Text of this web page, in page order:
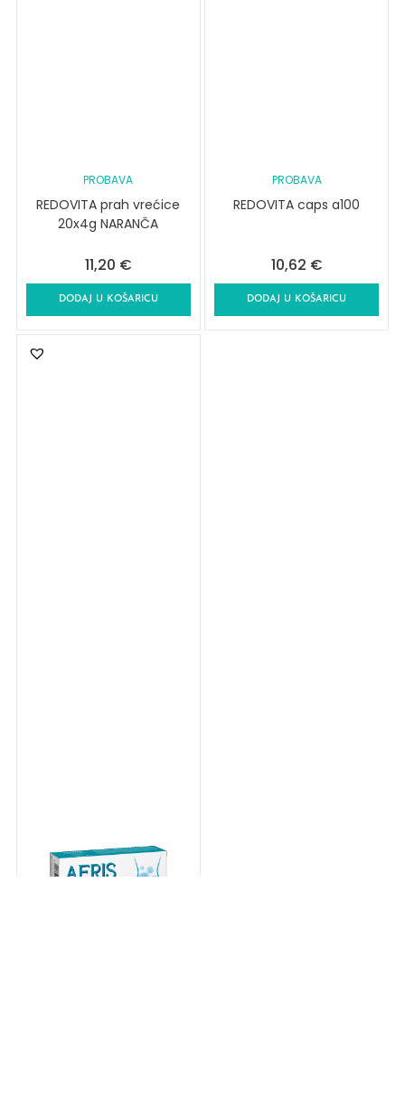
PROBAVA
REDOVITA prah vrećice
20x4g NARANČA
11,20 €
DODAJ U KOŠARICU
PROBAVA
REDOVITA caps a100
10,62 €
DODAJ U KOŠARICU